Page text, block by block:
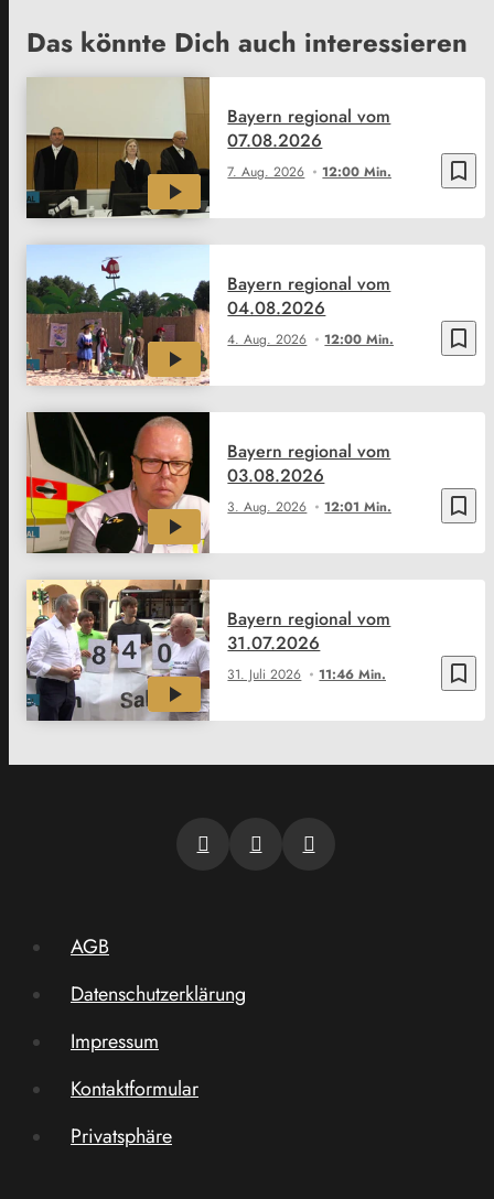
Das könnte Dich auch interessieren
bookmark_border
7. Aug. 2026 12:00 Min.
Bayern regional vom
07.08.2026
bookmark_border
4. Aug. 2026 12:00 Min.
Bayern regional vom
04.08.2026
bookmark_border
3. Aug. 2026 12:01 Min.
Bayern regional vom
03.08.2026
bookmark_border
31. Juli 2026 11:46 Min.
Bayern regional vom
31.07.2026
AGB
Datenschutzerklärung
Impressum
Kontaktformular
Privatsphäre